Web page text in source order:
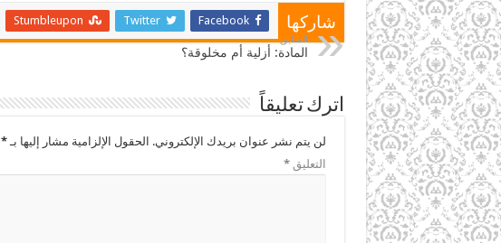
شاركها Facebook
Twitter
Stumbleupon
السابق
المادة: أزلية أم مخلوقة؟
اترك تعليقاً
لن يتم نشر عنوان بريدك الإلكتروني. الحقول الإلزامية مشار إليها بـ*
التعليق*